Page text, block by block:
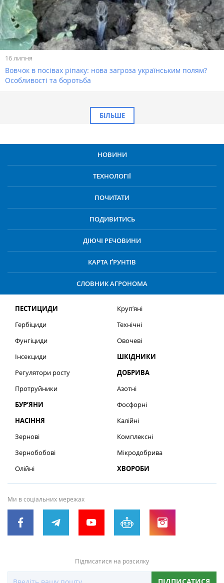
16 липня
Вовчок в посівах ріпаку: нова загроза українським полям?
Особливості та боротьба
БІЛЬШЕ
НОВИНИ
ТЕХНОЛОГІЇ
ПОЧИТАТИ
ПОДИВИТИСЬ
ДІЮЧІ РЕЧОВИНИ
КАРТА ҐРУНТІВ
СЛОВНИК АГРОНОМА
ПЕСТИЦИДИ
Гербіциди
Фунгіциди
Інсекциди
Регулятори росту
Протруйники
БУР’ЯНИ
НАСІННЯ
Зернові
Зернобобові
Олійні
Круп’яні
Технічні
Овочеві
ШКІДНИКИ
ДОБРИВА
Азотні
Фосфорні
Калійні
Комплексні
Мікродобрива
ХВОРОБИ
Ми в соціальних мережах
Підписатися на розсилку